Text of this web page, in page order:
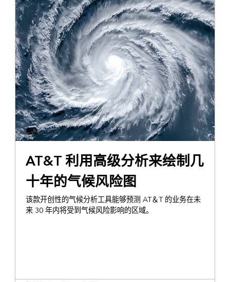
电信
AT&T 利用高级分析来绘制几
十年的气候风险图
该款开创性的气候分析工具能够预测 AT＆T 的业务在未
来 30 年内将受到气候风险影响的区域。